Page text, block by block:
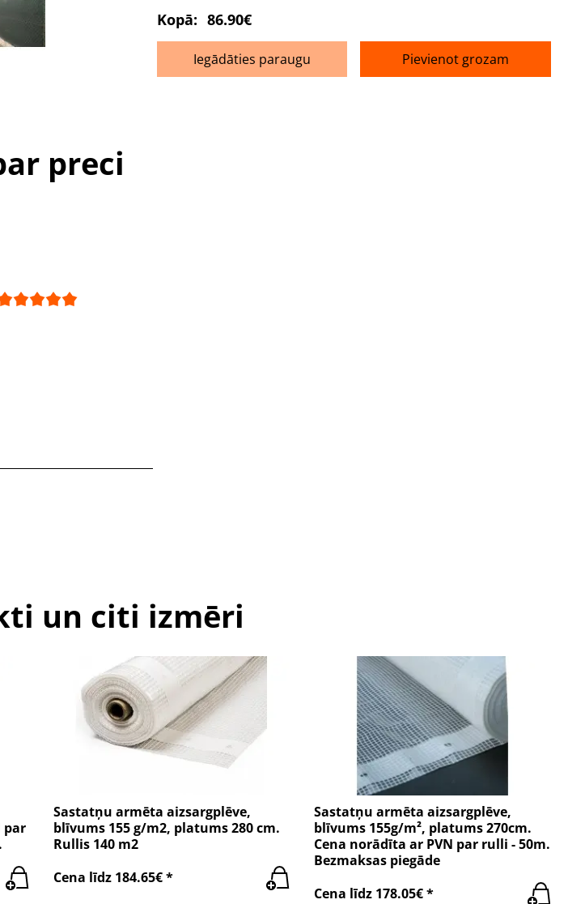
Kopā: 86.90€
Iegādāties paraugu Pievienot grozam
preci
un citi izmēri
par
Sastatņu armēta aizsargplēve,
blīvums 155 g/m2, platums 280 cm.
Rullis 140 m2
Cena līdz 184.65€ *
Sastatņu armēta aizsargplēve,
blīvums 155g/m², platums 270cm.
Cena norādīta ar PVN par rulli - 50m.
Bezmaksas piegāde
Cena līdz 178.05€ *